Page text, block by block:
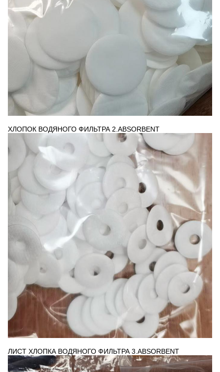
ХЛОПОК ВОДЯНОГО ФИЛЬТРА 2.ABSORBENT
ЛИСТ ХЛОПКА ВОДЯНОГО ФИЛЬТРА 3.ABSORBENT